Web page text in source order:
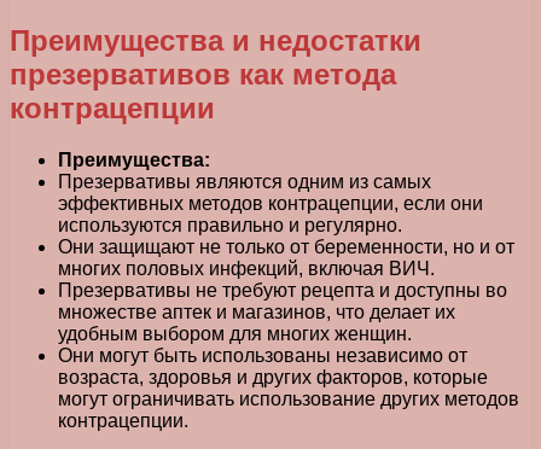
Преимущества и недостатки
презервативов как метода
контрацепции
Преимущества:
Презервативы являются одним из самых
эффективных методов контрацепции, если они
используются правильно и регулярно.
Они защищают не только от беременности, но и от
многих половых инфекций, включая ВИЧ.
Презервативы не требуют рецепта и доступны во
множестве аптек и магазинов, что делает их
удобным выбором для многих женщин.
Они могут быть использованы независимо от
возраста, здоровья и других факторов, которые
могут ограничивать использование других методов
контрацепции.